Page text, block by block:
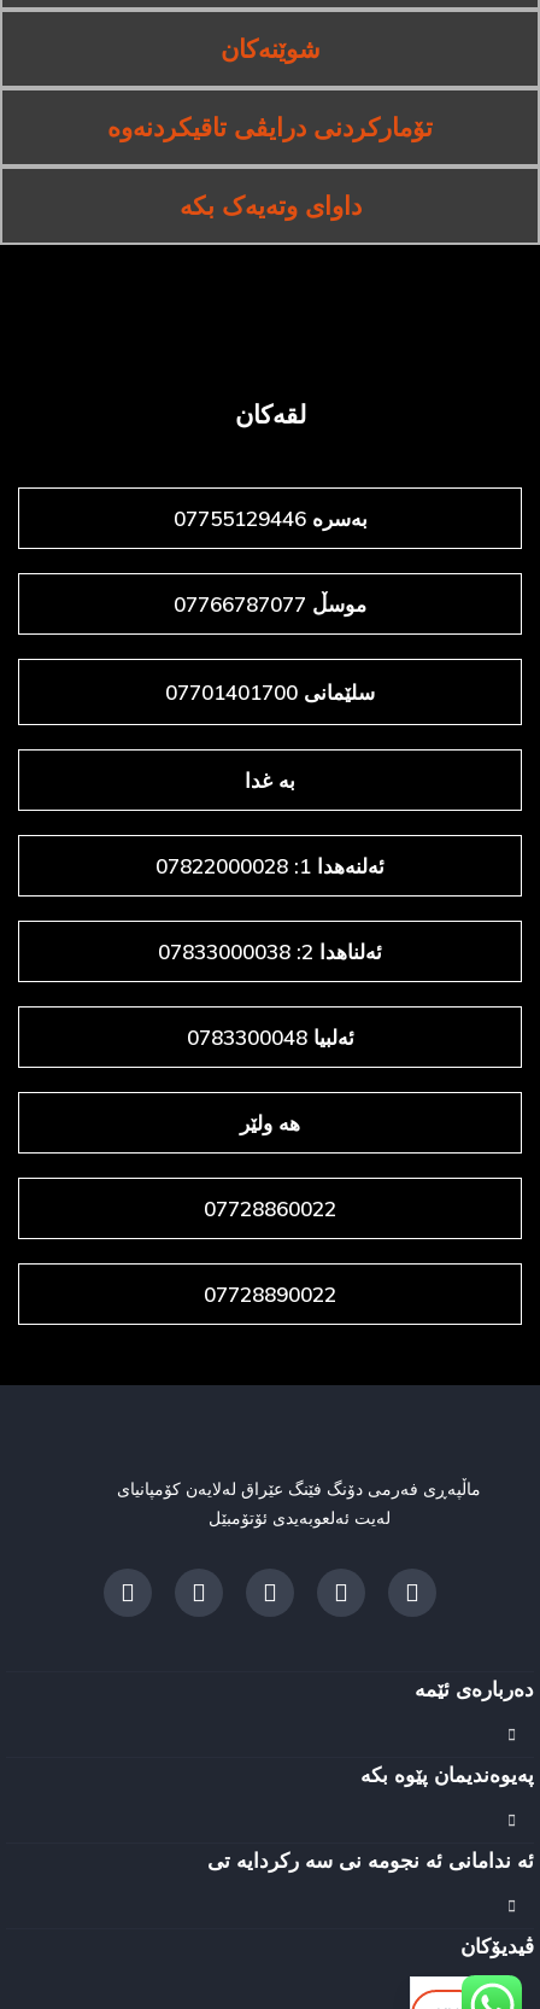
شوێنەکان
تۆمارکردنی درایڤی تاقیکردنەوە
داوای وتەیەک بکە
لقەکان
بەسرە 07755129446
موسڵ 07766787077
سلێمانی 07701401700
به غدا
ئەلنەهدا 1: 07822000028
ئەلناهدا 2: 07833000038
ئەلبیا 0783300048
هه ولێر
07728860022
07728890022
ماڵپەڕی فەرمی دۆنگ فێنگ عێراق لەلایەن کۆمپانیای
لەیت ئەلعوبەیدی ئۆتۆمبێل
دەربارەی ئێمه
پەیوەندیمان پێوە بکە
ئه ندامانی ئه نجومه نی سه رکردایه تی
ڤیدیۆکان
AR